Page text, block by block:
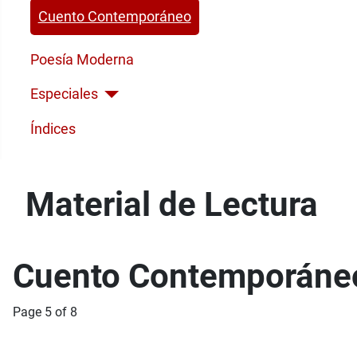
Cuento Contemporáneo
Poesía Moderna
Especiales
Índices
Material de Lectura
Cuento
Page 5 of 8